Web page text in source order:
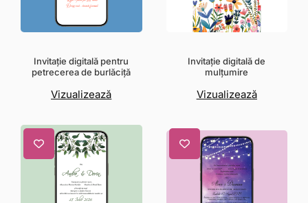
Invitație digitală pentru
petrecerea de burlăciță
Vizualizează
Invitație digitală de
mulțumire
Vizualizează